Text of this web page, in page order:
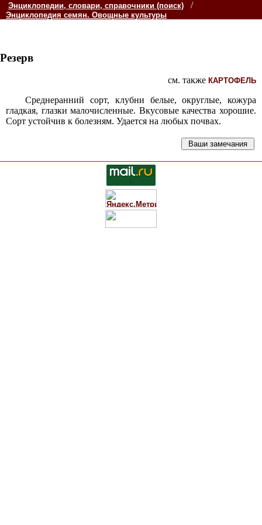
Энциклопедии, словари, справочники (поиск) /
Энциклопедия семян. Овощные культуры
Резерв
см. также КАРТОФЕЛЬ
Среднеранний сорт, клубни белые, округлые, кожура
гладкая, глазки малочисленные. Вкусовые качества хорошие.
Сорт устойчив к болезням. Удается на любых почвах.